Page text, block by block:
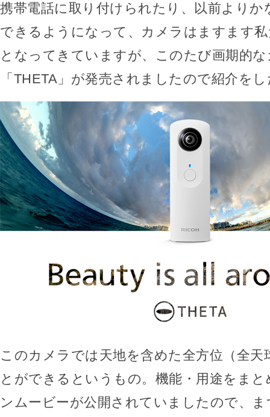
携帯電話に取り付けられたり、以前よりか
できるようになって、カメラはますます
となってきていますが、このたび画期的
「THETA」が発売されましたので紹介を
このカメラでは天地を含めた全方位（全天
とができるというもの。機能・用途をま
ンムービーが公開されていましたので、